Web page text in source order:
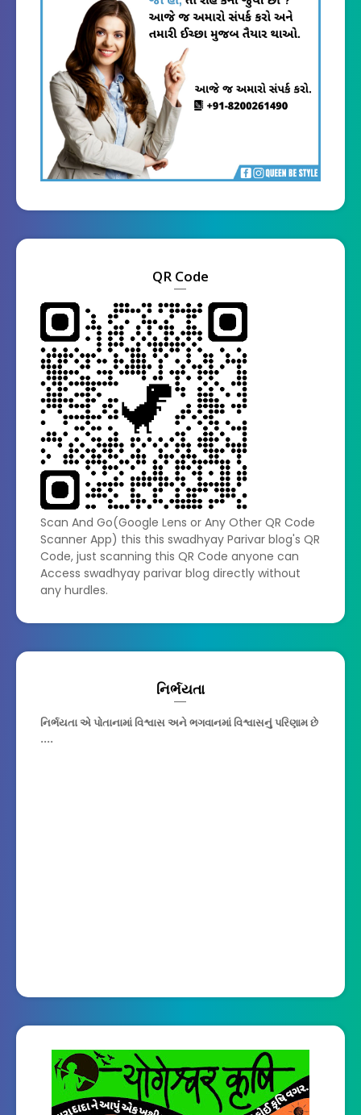
QR Code
Scan And Go(Google Lens or Any Other QR Code
Scanner App) this this swadhyay Parivar blog's QR
Code, just scanning this QR Code anyone can
Access swadhyay parivar blog directly without
any hurdles.
નિર્ભયતા
નિર્ભયતા એ પોતાનામાં વિશ્વાસ અને ભગવાનમાં વિશ્વાસનું પરિણામ છે
....